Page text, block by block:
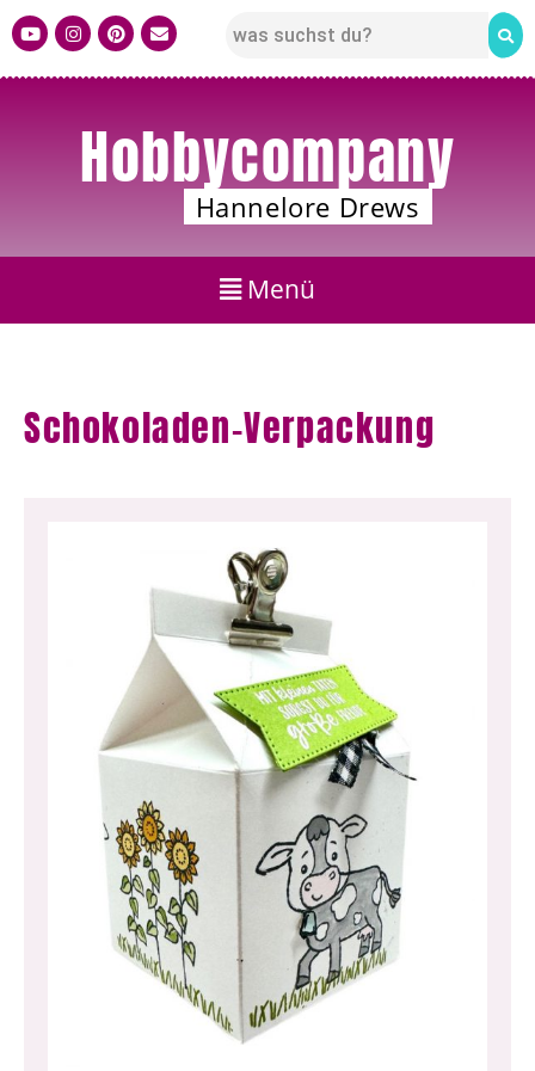
Hobbycompany
Hannelore Drews
Schokoladen-Verpackung